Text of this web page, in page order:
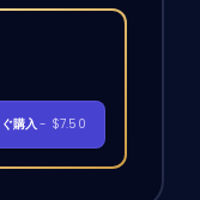
購入- $7.50